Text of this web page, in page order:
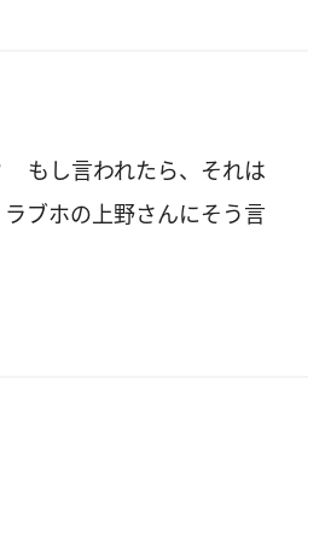
もし言われたら、それは
ブホの上野さんにそう言